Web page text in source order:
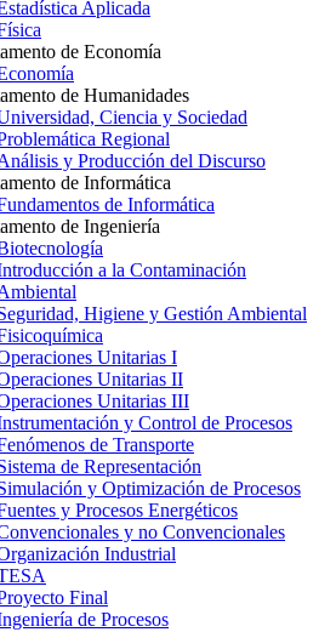
Aplicada
de Economía
de Humanidades
Ciencia y Sociedad
Regional
y Producción del Discurso
de Informática
de Informática
de Ingeniería
a la Contaminación
Higiene y Gestión Ambiental
Unitarias I
Unitarias II
Unitarias III
y Control de Procesos
de Transporte
de Representación
y Optimización de Procesos
y Procesos Energéticos
y no Convencionales
Industrial
Final
de Procesos